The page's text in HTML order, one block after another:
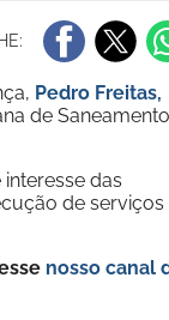
Pedro Freitas,
de Saneamento
das
de serviços
nosso canal